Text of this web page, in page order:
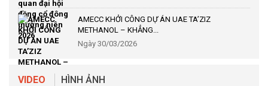
AMECC KHỞI CÔNG DỰ ÁN UAE TA’ZIZ
METHANOL – KHẲNG...
Ngày 30/03/2026
VIDEO HÌNH ẢNH